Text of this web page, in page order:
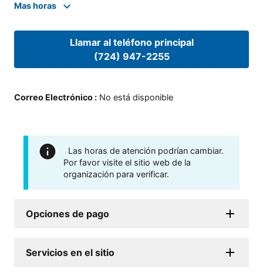
Mas horas
Llamar al teléfono principal
(724) 947-2255
Correo Electrónico : No está disponible
Las horas de atención podrían cambiar.
Por favor visite el sitio web de la
organización para verificar.
Opciones de pago
Servicios en el sitio